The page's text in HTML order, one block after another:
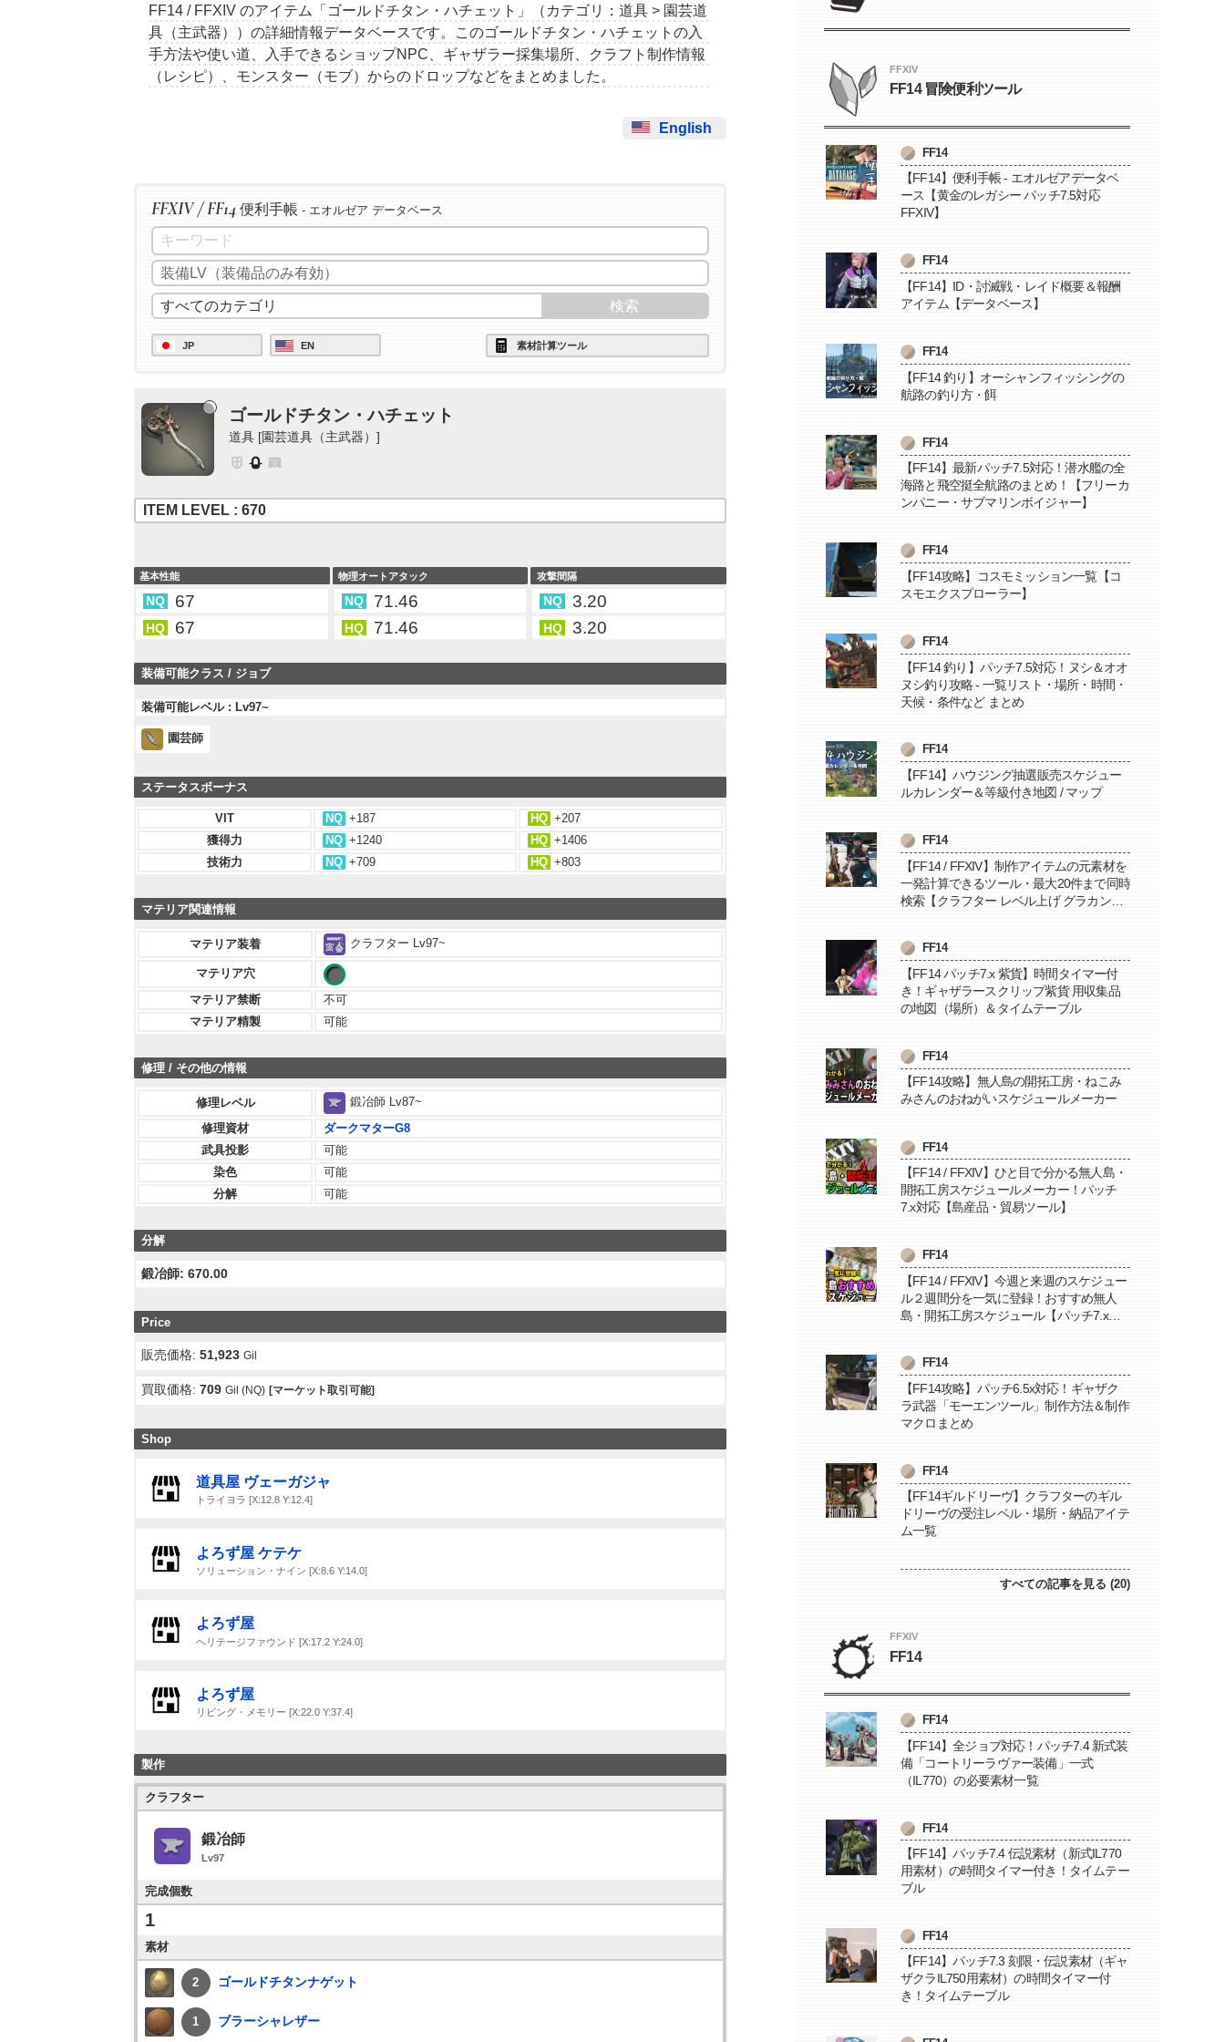
FF14 / FFXIV のアイテム「ゴールドチタン・ハチェット」（カテゴリ：道具 > 園芸道
具（主武器））の詳細情報データベースです。このゴールドチタン・ハチェットの入
手方法や使い道、入手できるショップNPC、ギャザラー採集場所、クラフト制作情報
（レシピ）、モンスター（モブ）からのドロップなどをまとめました。
English
FFXIV / FF14 便利手帳 - エオルゼア データベース
JP EN 素材計算ツール
ゴールドチタン・ハチェット
道具 [園芸道具（主武器）]
ITEM LEVEL : 670
基本性能
NQ 67
HQ 67
物理オートアタック
NQ 71.46
HQ 71.46
攻撃間隔
NQ 3.20
HQ 3.20
装備可能クラス / ジョブ
装備可能レベル : Lv97~
園芸師
ステータスボーナス
VIT NQ +187 HQ +207
獲得力
NQ +1240 HQ +1406
技術力
NQ +709 HQ +803
マテリア関連情報
マテリア装着 クラフター Lv97~
マテリア穴
マテリア禁断
不可
マテリア精製
可能
修理 / その他の情報
修理レベル
鍛冶師 Lv87~
修理資材
ダークマターG8
武具投影
可能
染色
可能
分解
可能
分解
鍛冶師: 670.00
Price
販売価格:51,923 Gil
買取価格:709 Gil (NQ) [マーケット取引可能]
Shop
道具屋 ヴェーガジャ
トライヨラ [X:12.8 Y:12.4]
よろず屋 ケテケ
ソリューション・ナイン [X:8.6 Y:14.0]
よろず屋
ヘリテージファウンド [X:17.2 Y:24.0]
よろず屋
リビング・メモリー [X:22.0 Y:37.4]
製作
クラフター
鍛冶師
Lv97
完成個数
1
素材
2 ゴールドチタンナゲット
1 ブラーシャレザー
FFXIV
FF14 冒険便利ツール
FF14
【FF14】便利手帳 - エオルゼアデータベ
ース【黄金のレガシー パッチ7.5対応
FFXIV】
FF14
【FF14】ID・討滅戦・レイド概要＆報酬
アイテム【データベース】
FF14
【FF14 釣り】オーシャンフィッシングの
航路の釣り方・餌
FF14
【FF14】最新パッチ7.5対応！潜水艦の全
海路と飛空挺全航路のまとめ！【フリーカ
ンパニー・サブマリンボイジャー】
FF14
【FF14攻略】コスモミッション一覧【コ
スモエクスプローラー】
FF14
【FF14 釣り】パッチ7.5対応！ヌシ＆オオ
ヌシ釣り攻略 - 一覧リスト・場所・時間・
天候・条件など まとめ
FF14
【FF14】ハウジング抽選販売スケジュー
ルカレンダー＆等級付き地図 / マップ
FF14
【FF14 / FFXIV】制作アイテムの元素材を
一発計算できるツール・最大20件まで同時
検索【クラフター レベル上げ グラカン納
FF14
【FF14 パッチ7.x 紫貨】時間タイマー付
き！ギャザラースクリップ紫貨 用収集品
の地図（場所）＆タイムテーブル
FF14
【FF14攻略】無人島の開拓工房・ねこみ
みさんのおねがいスケジュールメーカー
FF14
【FF14 / FFXIV】ひと目で分かる無人島・
開拓工房スケジュールメーカー！パッチ
7.x対応【島産品・貿易ツール】
FF14
【FF14 / FFXIV】今週と来週のスケジュー
ル２週間分を一気に登録！おすすめ無人
島・開拓工房スケジュール【パッチ7.x対
FF14
【FF14攻略】パッチ6.5x対応！ギャザク
ラ武器「モーエンツール」制作方法＆制作
マクロまとめ
FF14
【FF14ギルドリーヴ】クラフターのギル
ドリーヴの受注レベル・場所・納品アイテ
ム一覧
すべての記事を見る (20)
FFXIV
FF14
FF14
【FF14】全ジョブ対応！パッチ7.4 新式装
備「コートリーラヴァー装備」一式
（IL770）の必要素材一覧
FF14
【FF14】パッチ7.4 伝説素材（新式IL770
用素材）の時間タイマー付き！タイムテー
ブル
FF14
【FF14】パッチ7.3 刻限・伝説素材（ギャ
ザクラIL750用素材）の時間タイマー付
き！タイムテーブル